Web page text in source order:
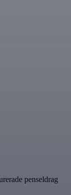
penseldrag